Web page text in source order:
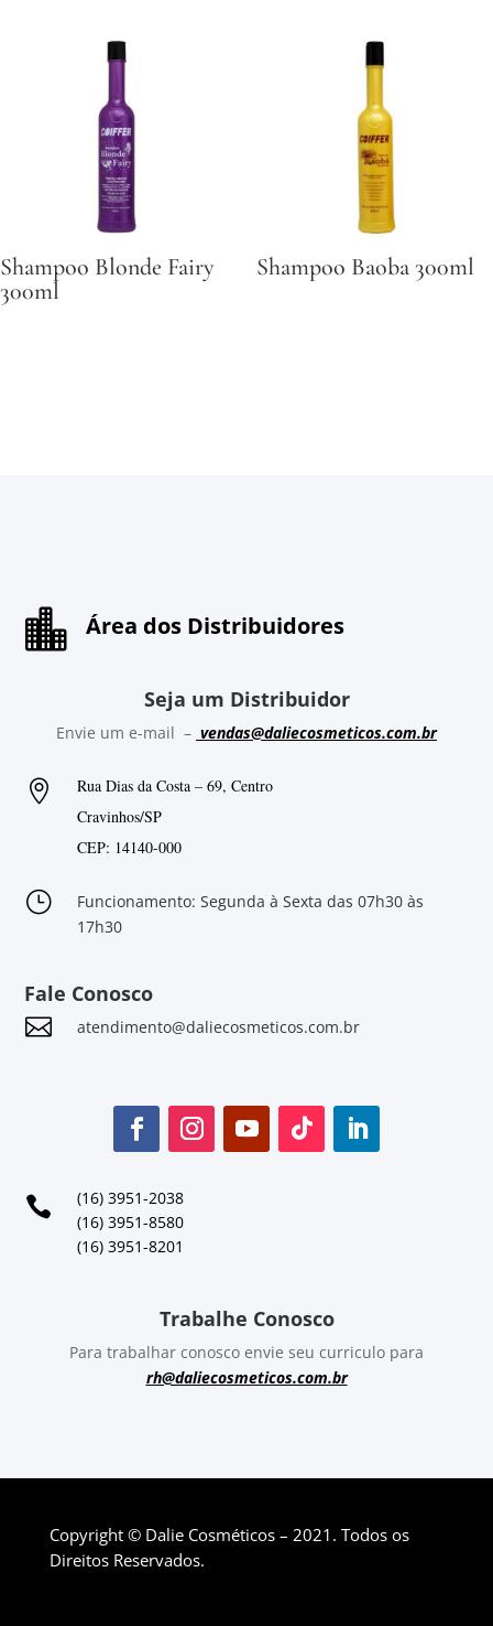
Shampoo Blonde Fairy
300ml
Shampoo Baoba 300ml
 Área dos Distribuidores
Seja um Distribuidor
Envie um e-mail – vendas@daliecosmeticos.com.br

Rua Dias da Costa – 69, Centro
Cravinhos/SP
CEP: 14140-000
}
Funcionamento: Segunda à Sexta das 07h30 às
17h30
Fale Conosco
 atendimento@daliecosmeticos.com.br

(16) 3951-2038
(16) 3951-8580
(16) 3951-8201
Trabalhe Conosco
Para trabalhar conosco envie seu curriculo para
rh@daliecosmeticos.com.br
Copyright © Dalie Cosméticos – 2021. Todos os
Direitos Reservados.